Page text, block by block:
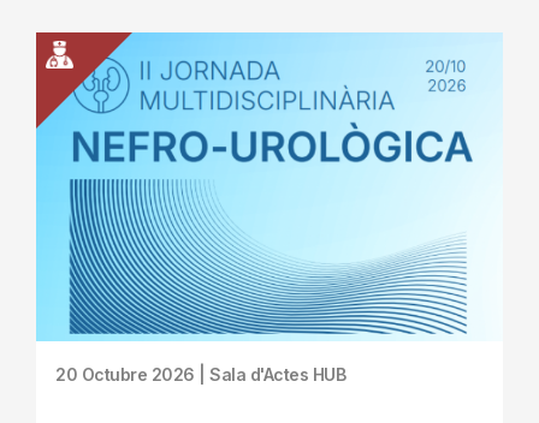
20 Octubre 2026 | Sala d'Actes HUB